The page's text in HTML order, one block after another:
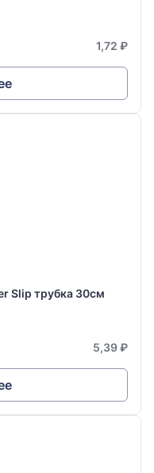
1,72 ₽
Slip трубка 30см
5,39 ₽